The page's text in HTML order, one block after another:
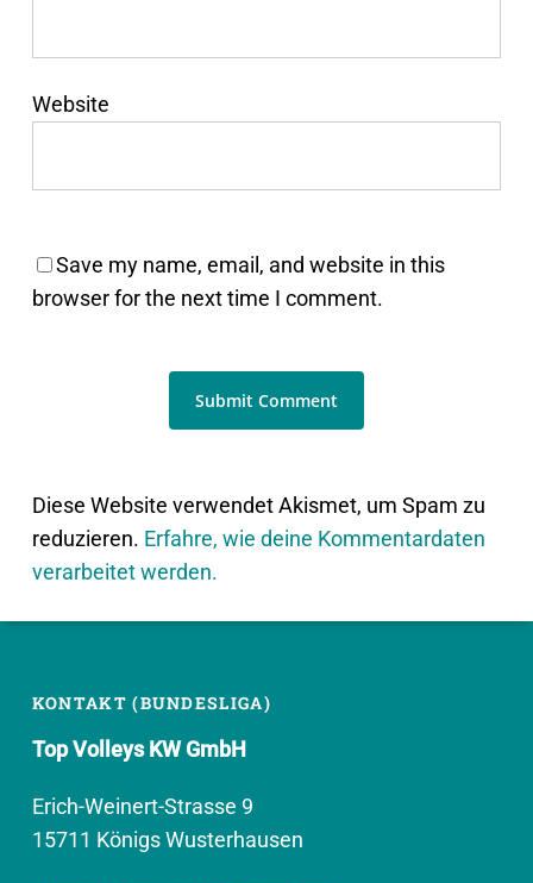
Website
Save my name, email, and website in this
browser for the next time I comment.
Diese Website verwendet Akismet, um Spam zu
reduzieren. Erfahre, wie deine Kommentardaten
verarbeitet werden.
KONTAKT (BUNDESLIGA)
Top Volleys KW GmbH
Erich-Weinert-Strasse 9
15711 Königs Wusterhausen